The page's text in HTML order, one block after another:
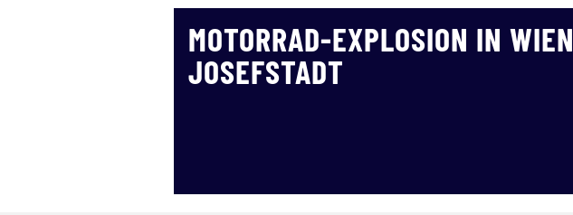
MOTORRAD-EXPLOSION IN WIEN
JOSEFSTADT